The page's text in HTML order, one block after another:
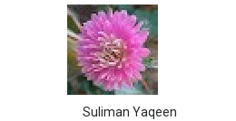
Suliman Yaqeen